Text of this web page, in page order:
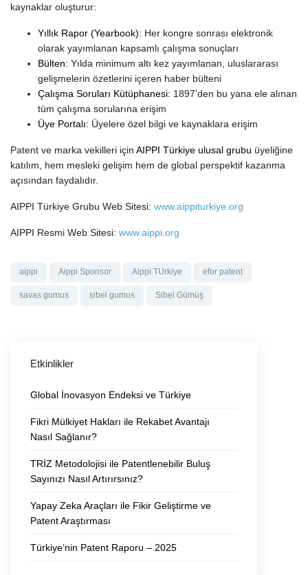
kaynaklar oluşturur:
Yıllık Rapor (Yearbook): Her kongre sonrası elektronik
olarak yayımlanan kapsamlı çalışma sonuçları
Bülten: Yılda minimum altı kez yayımlanan, uluslararası
gelişmelerin özetlerini içeren haber bülteni
Çalışma Soruları Kütüphanesi: 1897’den bu yana ele alınan
tüm çalışma sorularına erişim
Üye Portalı: Üyelere özel bilgi ve kaynaklara erişim
Patent ve marka vekilleri için AIPPI Türkiye ulusal grubu üyeliğine
katılım, hem mesleki gelişim hem de global perspektif kazanma
açısından faydalıdır.
AIPPI Türkiye Grubu Web Sitesi: www.aippiturkiye.org
AIPPI Resmi Web Sitesi: www.aippi.org
aippi Aippi Sponsor Aippi TUrkiye efor patent
savas gumus sibel gumus Sibel Gümüş
Etkinlikler
Global İnovasyon Endeksi ve Türkiye
Fikri Mülkiyet Hakları ile Rekabet Avantajı
Nasıl Sağlanır?
TRİZ Metodolojisi ile Patentlenebilir Buluş
Sayınızı Nasıl Artırırsınız?
Yapay Zeka Araçları ile Fikir Geliştirme ve
Patent Araştırması
Türkiye’nin Patent Raporu – 2025